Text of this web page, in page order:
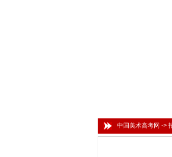
中国美术高考网 ->